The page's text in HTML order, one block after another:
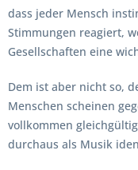
dass jeder Mensch
Stimmungen reagiert,
Gesellschaften eine
Dem ist aber nicht so,
Menschen scheinen
vollkommen
durchaus als Musik